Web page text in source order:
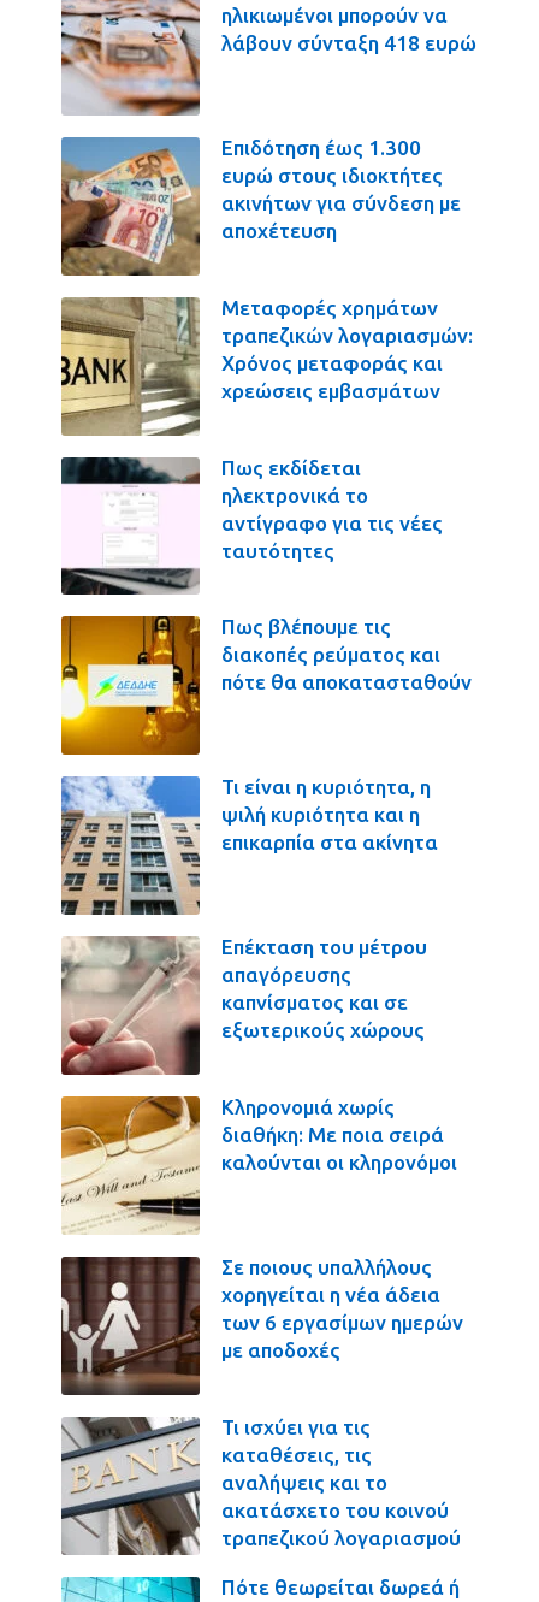
ηλικιωμένοι μπορούν να
λάβουν σύνταξη 418 ευρώ
Επιδότηση έως 1.300
ευρώ στους ιδιοκτήτες
ακινήτων για σύνδεση με
αποχέτευση
Μεταφορές χρημάτων
τραπεζικών λογαριασμών:
Χρόνος μεταφοράς και
χρεώσεις εμβασμάτων
Πως εκδίδεται
ηλεκτρονικά το
αντίγραφο για τις νέες
ταυτότητες
Πως βλέπουμε τις
διακοπές ρεύματος και
πότε θα αποκατασταθούν
Τι είναι η κυριότητα, η
ψιλή κυριότητα και η
επικαρπία στα ακίνητα
Επέκταση του μέτρου
απαγόρευσης
καπνίσματος και σε
εξωτερικούς χώρους
Κληρονομιά χωρίς
διαθήκη: Με ποια σειρά
καλούνται οι κληρονόμοι
Σε ποιους υπαλλήλους
χορηγείται η νέα άδεια
των 6 εργασίμων ημερών
με αποδοχές
Τι ισχύει για τις
καταθέσεις, τις
αναλήψεις και το
ακατάσχετο του κοινού
τραπεζικού λογαριασμού
Πότε θεωρείται δωρεά ή